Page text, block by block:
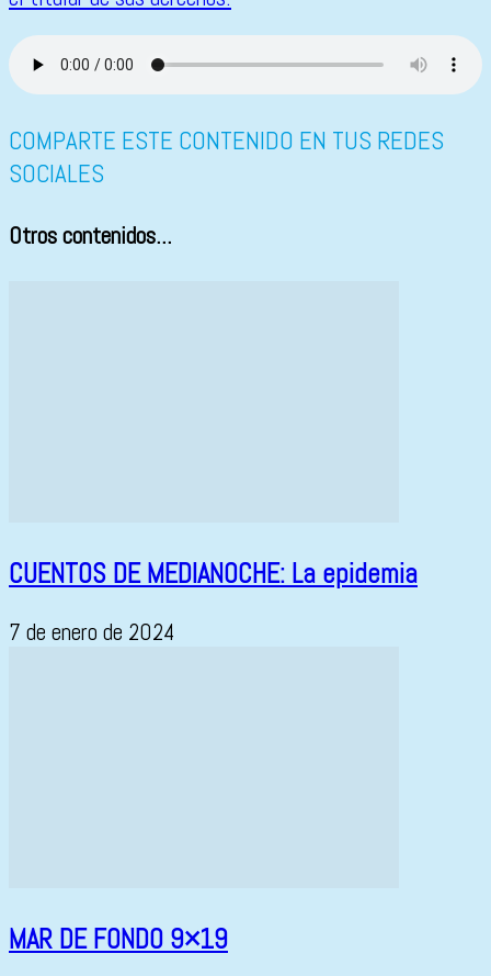
COMPARTE ESTE CONTENIDO EN TUS REDES
SOCIALES
Otros contenidos...
CUENTOS DE MEDIANOCHE: La epidemia
7 de enero de 2024
MAR DE FONDO 9×19